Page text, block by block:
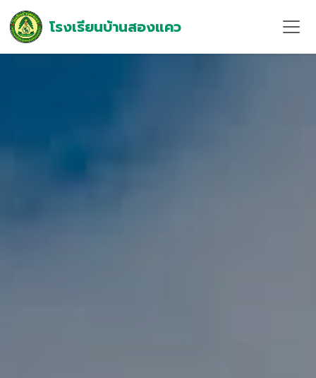
โรงเรียนบ้านสองแคว